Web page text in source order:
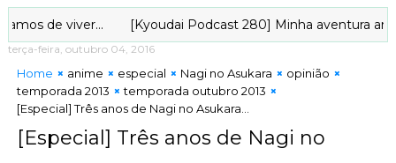
[Kyoudai Podcast 280] Minha aventura animística
terça-feira, outubro 04, 2016
Home anime especial Nagi no Asukara
opinião
temporada 2013
temporada outubro 2013
[Especial] Três anos de Nagi no Asukara...
[Especial] Três anos de Nagi no